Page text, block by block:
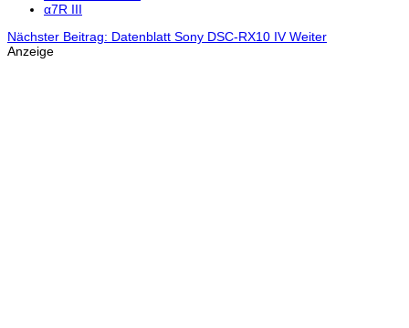
α7R III
Nächster Beitrag: Datenblatt Sony DSC-RX10 IVWeiter
Anzeige